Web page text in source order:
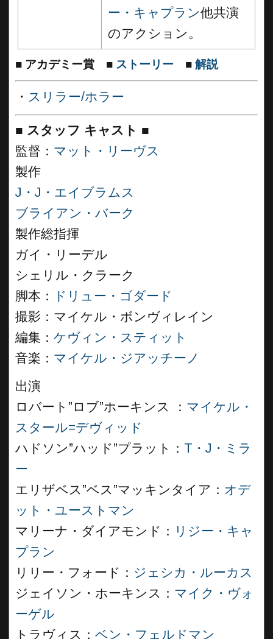
ー・キャプラン他共演
のアクション。
■ アカデミー賞 ■ ストーリー ■ 解説
・ スリラー/ホラー
■ スタッフ キャスト ■
監督： マット・リーヴス
製作
J・J・エイブラムス
ブライアン・バーク
製作総指揮
ガイ・リーデル
シェリル・クラーク
脚本：
ドリュー・ゴダード
撮影：マイケル・ボンヴィレイン
編集： ケヴィン・スティット
音楽： マイケル・ジアッチーノ
出演
ロバート”ロブ”ホーキンス ： マイケル・
スタール=デヴィッド
ハドソン”ハッド”プラット： T・J・ミラ
ー
エリザベス”ベス”マッキンタイア： オデ
ット・ユーストマン
マリーナ・ダイアモンド： リジー・キャ
プラン
リリー・フォード： ジェシカ・ルーカス
ジェイソン・ホーキンス： マイク・ヴォ
ーゲル
トラヴィス： ベン・フェルドマン